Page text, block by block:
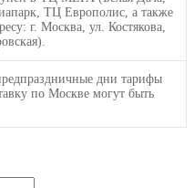
ТЦ Европолис, а также
г. Москва, ул. Костякова,
дни тарифы
по Москве могут быть